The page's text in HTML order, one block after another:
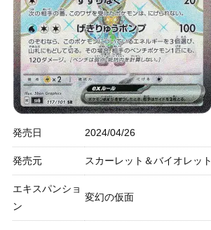
発売日 2024/04/26
発売元 スカーレット＆バイオレット
エキスパンショ
ン
変幻の仮面